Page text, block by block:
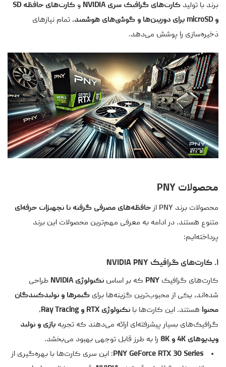
برند با تولید کارت‌های گرافیک سری NVIDIA و
کارت‌های حافظه SD
و microSD برای دوربین‌ها و گوشی‌های هوشمند
، تمام نیازهای
ذخیره‌سازی را پوشش می‌دهد.
محصولات PNY
محصولات برند PNY از
حافظه‌های مصرفی گرفته تا تجهیزات حرفه‌ای
متنوع هستند. در ادامه به معرفی مهم‌ترین محصولات این برند
پرداخته‌ایم:
۱. کارت‌های گرافیک NVIDIA PNY
کارت‌های گرافیک PNY که بر اساس تکنولوژی NVIDIA
طراحی
شده‌اند، یکی از محبوب‌ترین گزینه‌ها برای گیمرها و تولیدکنندگان
محتوا هستند. این کارت‌ها با تکنولوژی RTX و Ray Tracing
،
گرافیک‌های بسیار پیشرفته‌ای ارائه می‌دهند که تجربه بازی و تولید
ویدیوهای 4K و 8K
را به طرز قابل توجهی بهبود می‌بخشد.
PNY GeForce RTX 30 Series: این سری کارت‌ها با بهره‌گیری از